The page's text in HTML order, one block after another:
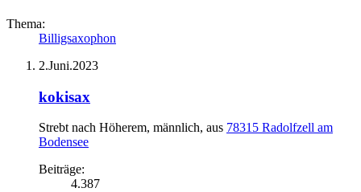
Thema:
Billigsaxophon
2.Juni.2023
kokisax
Strebt nach Höherem, männlich, aus 78315 Radolfzell am
Bodensee
Beiträge:
4.387